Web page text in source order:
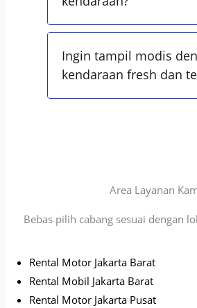
Ingin tampil modis
kendaraan fresh dan
Area Layanan
Bebas pilih cabang sesuai dengan
Rental Motor Jakarta Barat
Rental Mobil Jakarta Barat
Rental Motor Jakarta Pusat